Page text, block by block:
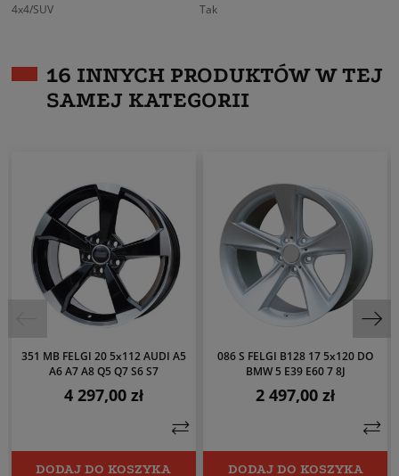
4x4/SUV
Tak
16 INNYCH PRODUKTÓW W TEJ
SAMEJ KATEGORII
351 MB FELGI 20 5x112 AUDI A5
A6 A7 A8 Q5 Q7 S6 S7
Cena
4 297,00 zł
DODAJ DO KOSZYKA
086 S FELGI B128 17 5x120 DO
BMW 5 E39 E60 7 8J
Cena
2 497,00 zł
DODAJ DO KOSZYKA